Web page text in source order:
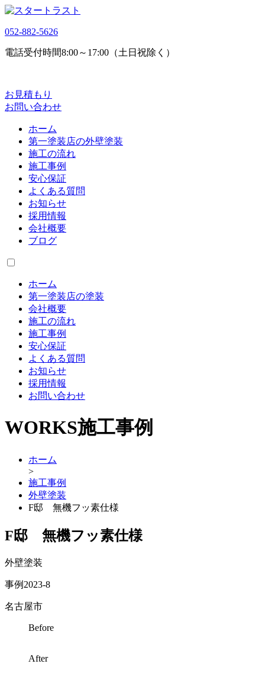
052-882-5626
電話受付時間8:00～17:00（土日祝除く）
お見積もり
お問い合わせ
ホーム
第一塗装店の外壁塗装
施工の流れ
施工事例
安心保証
よくある質問
お知らせ
採用情報
会社概要
ブログ
ホーム
第一塗装店の塗装
会社概要
施工の流れ
施工事例
安心保証
よくある質問
お知らせ
採用情報
お問い合わせ
WORKS施工事例
ホーム
>
施工事例
外壁塗装
F邸 無機フッ素仕様
F邸 無機フッ素仕様
外壁塗装
事例2023-8
名古屋市
Before
After